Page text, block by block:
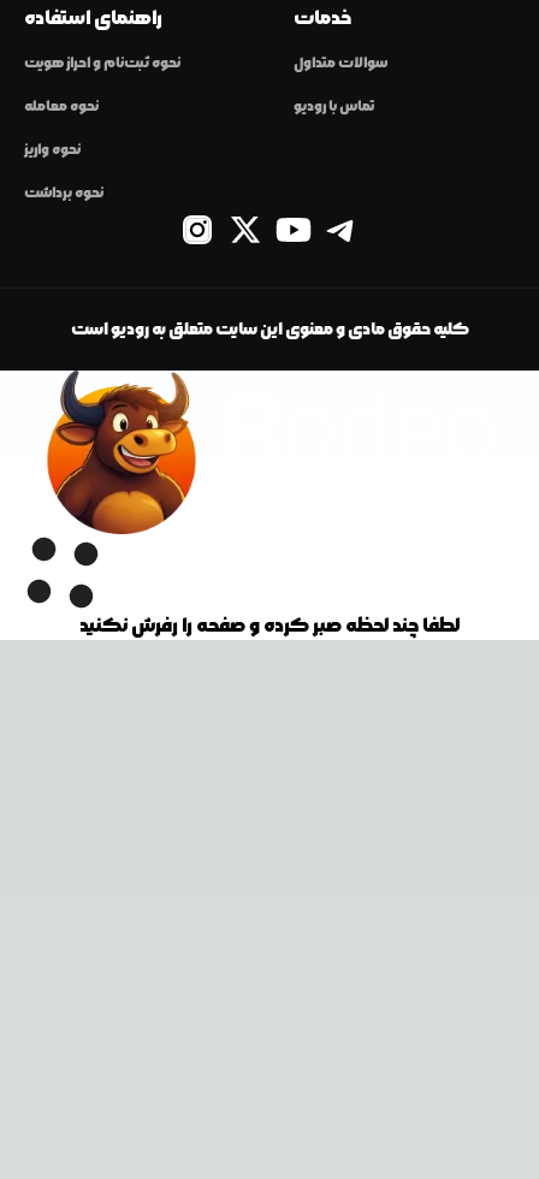
راهنمای استفاده
نحوه ثبت‌نام و احراز هویت
نحوه معامله
نحوه واریز
نحوه برداشت
خدمات
سوالات متداول
تماس با رودیو
کلیه حقوق مادی و معنوی این سایت متعلق به رودیو است
لطفا چند لحظه صبر کرده و صفحه را رفرش نکنید